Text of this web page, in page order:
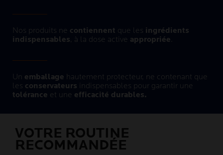
Nos produits ne contiennent que les ingrédients
indispensables, à la dose active appropriée
Un emballage hautement protecteur, ne contenant que
les conservateurs indispensables pour garantir une
tolérance et une efficacité durables.
VOTRE ROUTINE
RECOMMANDÉE